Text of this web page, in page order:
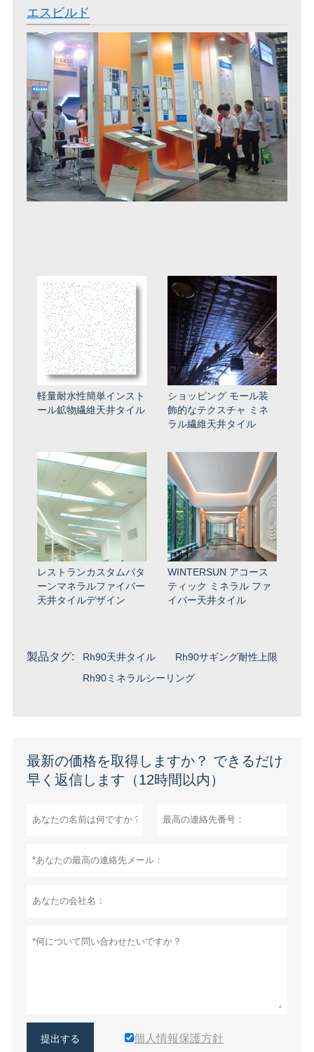
エスビルド
軽量耐水性簡単インスト
ール鉱物繊維天井タイル
ショッピング モール装
飾的なテクスチャ ミネ
ラル繊維天井タイル
レストランカスタムパタ
ーンマネラルファイバー
天井タイルデザイン
WINTERSUN アコース
ティック ミネラル ファ
イバー天井タイル
製品タグ: Rh90天井タイル
Rh90サギング耐性上限
Rh90ミネラルシーリング
最新の価格を取得しますか？ できるだけ
早く返信します（12時間以内）
提出する 個人情報保護方針